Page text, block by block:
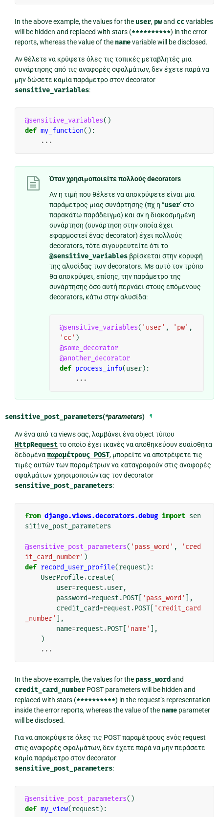
In the above example, the values for the user, pwand ccvariables
will be hidden and replaced with stars (**********) in the error
reports, whereas the value of the namevariable will be disclosed.
Αν θέλετε να κρύψετε όλες τις τοπικές μεταβλητές μια
συνάρτησης από τις αναφορές σφαλμάτων, δεν έχετε παρά να
μην δώσετε καμία παράμετρο στον decorator
sensitive_variables:
@sensitive_variables()
def my_function():
...
Όταν χρησιμοποιείτε πολλούς decorators
Αν η τιμή που θέλετε να αποκρύψετε είναι μια
παράμετρος μιας συνάρτησης (πχ η “user’ στο
παρακάτω παράδειγμα) και αν η διακοσμημένη
συνάρτηση (συνάρτηση στην οποία έχει
εφαρμοστεί ένας decorator) έχει πολλούς
decorators, τότε σιγουρευτείτε ότι το
@sensitive_variablesβρίσκεται στην κορυφή
της αλυσίδας των decorators. Με αυτό τον τρόπο
θα αποκρύψει, επίσης, την παράμετρο της
συνάρτησης όσο αυτή περνάει στους επόμενους
decorators, κάτω στην αλυσίδα:
@sensitive_variables( 'user' , 'pw' ,
'cc' )
@some_decorator
@another_decorator
def process_info(user):
...
sensitive_post_parameters(*parameters) ¶
Αν ένα από τα views σας, λαμβάνει ένα object τύπου
HttpRequestτο οποίο έχει ικανές να αποθηκεύουν ευαίσθητα
δεδομέναπαραμέτρους POST, μπορείτε να αποτρέψετε τις
τιμές αυτών των παραμέτρων να καταγραφούν στις αναφορές
σφαλμάτων χρησιμοποιώντας τον decorator
sensitive_post_parameters:
from django.views.decorators.debug import sen
sitive_post_parameters
@sensitive_post_parameters( 'pass_word' ,
'cred
it_card_number' )
def record_user_profile(request ):
UserProfile.create(
user=request .user,
password=request .POST[ 'pass_word'
],
credit_card=request .POST[
'credit_card
_number'
],
name=request .POST[ 'name'
],
)
...
In the above example, the values for the pass_word and
credit_card_numberPOST parameters will be hidden and
replaced with stars (**********) in the request’s representation
inside the error reports, whereas the value of the nameparameter
will be disclosed.
Για να αποκρύψετε όλες τις POST παραμέτρους ενός request
στις αναφορές σφαλμάτων, δεν έχετε παρά να μην περάσετε
καμία παράμετρο στον decorator
sensitive_post_parameters:
@sensitive_post_parameters()
def my_view(request ):